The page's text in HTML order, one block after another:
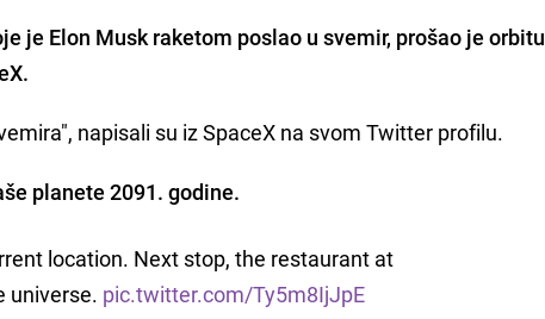
je Elon Musk raketom poslao u svemir, prošao je orbitu
napisali su iz SpaceX na svom Twitter profilu.
planete 2091. godine.
location. Next stop, the restaurant at
universe. pic.twitter.com/Ty5m8IjJpE